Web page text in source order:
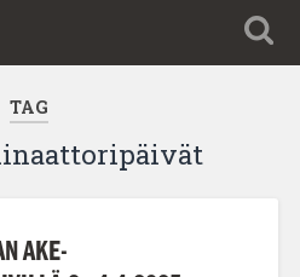
TAG
AKE-